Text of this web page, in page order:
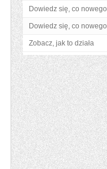
Dowiedz się, co nowego
Dowiedz się, co nowego
Zobacz, jak to działa